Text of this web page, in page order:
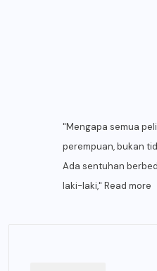
"Mengapa semua
perempuan, bukan
Ada sentuhan
laki-laki," Read more